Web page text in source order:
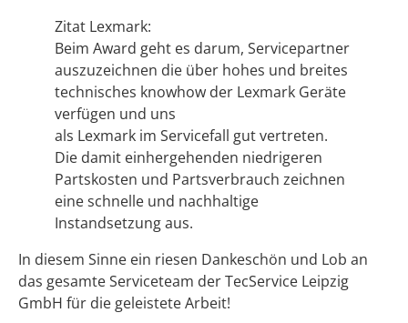
Zitat Lexmark:
Beim Award geht es darum, Servicepartner
auszuzeichnen die über hohes und breites
technisches knowhow der Lexmark Geräte
verfügen und uns
als Lexmark im Servicefall gut vertreten.
Die damit einhergehenden niedrigeren
Partskosten und Partsverbrauch zeichnen
eine schnelle und nachhaltige
Instandsetzung aus.
In diesem Sinne ein riesen Dankeschön und Lob an
das gesamte Serviceteam der TecService Leipzig
GmbH für die geleistete Arbeit!